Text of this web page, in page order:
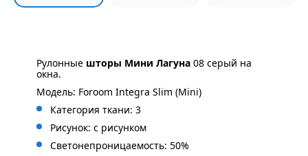
Рулонные шторы Мини Лагуна 08 серый на
окна.
Модель: Foroom Integra Slim (Mini)
Категория ткани: 3
Рисунок: с рисунком
Светонепроницаемость: 50%